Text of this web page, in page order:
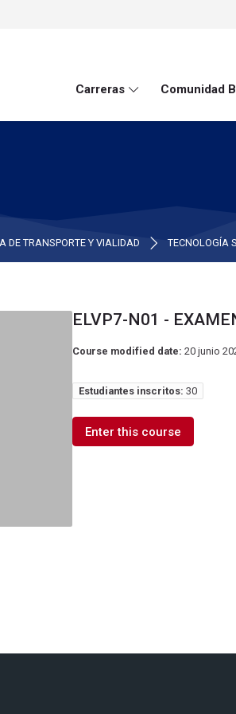
Carreras Comunidad
DE TRANSPORTE Y VIALIDAD TECNOLOGÍA
ELVP7-N01 -
Course modified date: 20 junio
Estudiantes inscritos: 30
Enter this course